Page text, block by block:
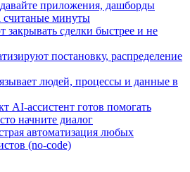
приложения, дашборды
считаные минуты
закрывать сделки быстрее и не
постановку, распределение
людей, процессы и данные в
AI-ассистент готов помогать
начните диалог
автоматизация любых
(no-code)